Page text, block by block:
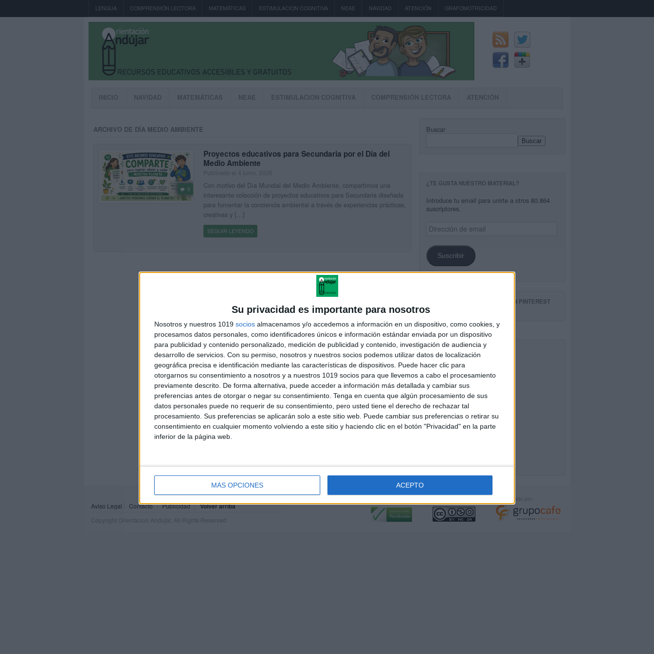
Su privacidad es importante para nosotros
Nosotros y nuestros 1019 socios almacenamos y/o accedemos a información en un dispositivo, como cookies, y
procesamos datos personales, como identificadores únicos e información estándar enviada por un dispositivo
para publicidad y contenido personalizado, medición de publicidad y contenido, investigación de audiencia y
desarrollo de servicios. Con su permiso, nosotros y nuestros socios podemos utilizar datos de localización
geográfica precisa e identificación mediante las características de dispositivos. Puede hacer clic para
otorgarnos su consentimiento a nosotros y a nuestros 1019 socios para que llevemos a cabo el procesamiento
previamente descrito. De forma alternativa, puede acceder a información más detallada y cambiar sus
preferencias antes de otorgar o negar su consentimiento. Tenga en cuenta que algún procesamiento de sus
datos personales puede no requerir de su consentimiento, pero usted tiene el derecho de rechazar tal
procesamiento. Sus preferencias se aplicarán solo a este sitio web. Puede cambiar sus preferencias o retirar su
consentimiento en cualquier momento volviendo a este sitio y haciendo clic en el botón "Privacidad" en la parte
inferior de la página web.
MÁS OPCIONES ACEPTO
LENGUA COMPRENSIÓN LECTORA MATEMÁTICAS ESTIMULACION COGNITIVA NEAE NAVIDAD ATENCIÓN GRAFOMOTRICIDAD
INICIO NAVIDAD MATEMÁTICAS NEAE ESTIMULACION COGNITIVA COMPRENSIÓN LECTORA ATENCIÓN
ARCHIVO DE DÍA MEDIO AMBIENTE
0
Proyectos educativos para Secundaria por el Día del
Medio Ambiente
Con motivo del Día Mundial del Medio Ambiente, compartimos una
interesante colección de proyectos educativos para Secundaria diseñada
para fomentar la conciencia ambiental a través de experiencias prácticas,
creativas y […]
SEGUIR LEYENDO
Buscar
Buscar
¿TE GUSTA NUESTRO MATERIAL?
Introduce tu email para unirte a otros 80.864
suscriptores.
Dirección
de
Suscribir
SIGUE NUESTROS TABLEROS EN PINTEREST
Aviso Legal Contacto Publicidad Volver arriba
Copyright Orientacion Andujar. All Rights Reserved